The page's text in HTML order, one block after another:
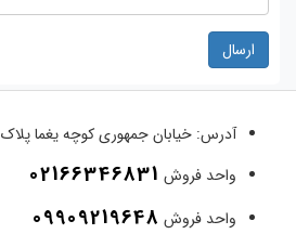
ارسال
آدرس: خیابان جمهوری کوچه یغما پلاک ۲۲۰ واحد ۸
واحد فروش 02166346831
واحد فروش 09909219648